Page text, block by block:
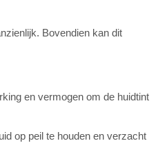
Bovendien kan dit
en vermogen om de huidtint
op peil te houden en verzacht